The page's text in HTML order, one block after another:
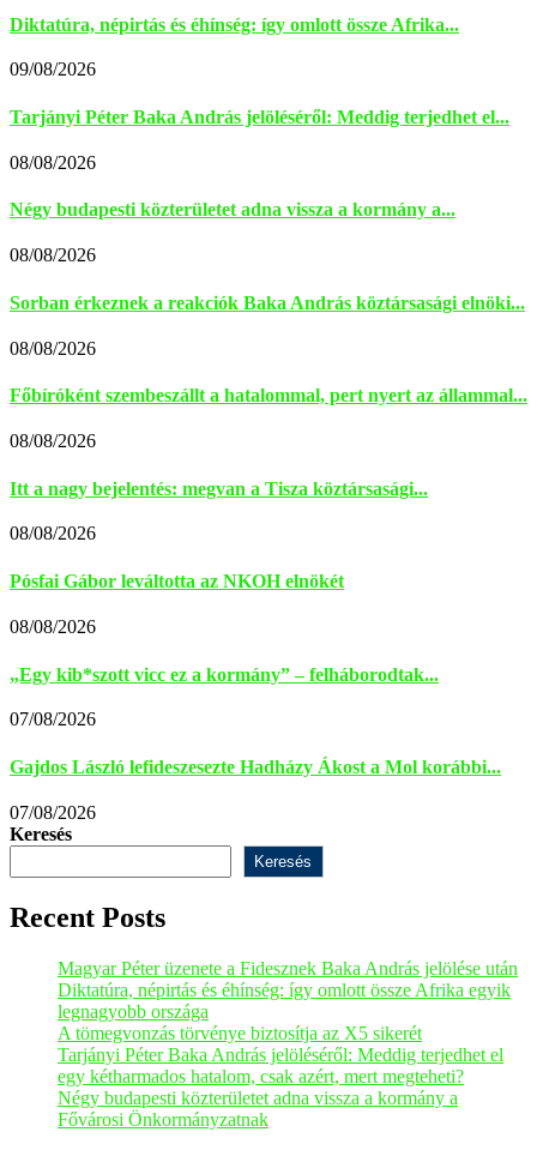
Diktatúra, népirtás és éhínség: így omlott össze Afrika...
09/08/2026
Tarjányi Péter Baka András jelöléséről: Meddig terjedhet el...
08/08/2026
Négy budapesti közterületet adna vissza a kormány a...
08/08/2026
Sorban érkeznek a reakciók Baka András köztársasági elnöki...
08/08/2026
Főbíróként szembeszállt a hatalommal, pert nyert az állammal...
08/08/2026
Itt a nagy bejelentés: megvan a Tisza köztársasági...
08/08/2026
Pósfai Gábor leváltotta az NKOH elnökét
08/08/2026
„Egy kib*szott vicc ez a kormány” – felháborodtak...
07/08/2026
Gajdos László lefideszesezte Hadházy Ákost a Mol korábbi...
07/08/2026
Keresés
Keresés
Recent Posts
Magyar Péter üzenete a Fidesznek Baka András jelölése után
Diktatúra, népirtás és éhínség: így omlott össze Afrika egyik
legnagyobb országa
A tömegvonzás törvénye biztosítja az X5 sikerét
Tarjányi Péter Baka András jelöléséről: Meddig terjedhet el
egy kétharmados hatalom, csak azért, mert megteheti?
Négy budapesti közterületet adna vissza a kormány a
Fővárosi Önkormányzatnak